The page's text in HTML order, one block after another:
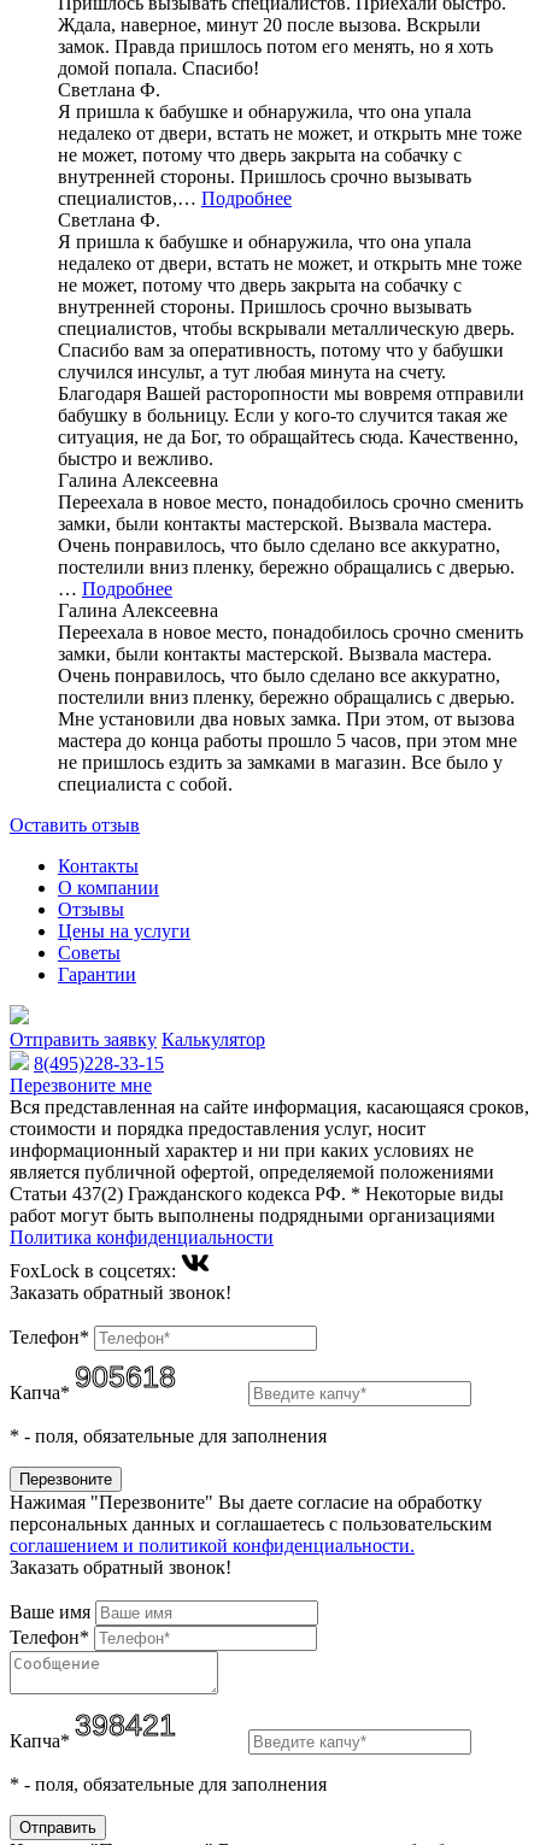
Ждала, наверное, минут 20 после вызова. Вскрыли
замок. Правда пришлось потом его менять, но я хоть
домой попала. Спасибо!
Светлана Ф.
Я пришла к бабушке и обнаружила, что она упала
недалеко от двери, встать не может, и открыть мне тоже
не может, потому что дверь закрыта на собачку с
внутренней стороны. Пришлось срочно вызывать
специалистов,… Подробнее
Светлана Ф.
Я пришла к бабушке и обнаружила, что она упала
недалеко от двери, встать не может, и открыть мне тоже
не может, потому что дверь закрыта на собачку с
внутренней стороны. Пришлось срочно вызывать
специалистов, чтобы вскрывали металлическую дверь.
Спасибо вам за оперативность, потому что у бабушки
случился инсульт, а тут любая минута на счету.
Благодаря Вашей расторопности мы вовремя отправили
бабушку в больницу. Если у кого-то случится такая же
ситуация, не да Бог, то обращайтесь сюда. Качественно,
быстро и вежливо.
Галина Алексеевна
Переехала в новое место, понадобилось срочно сменить
замки, были контакты мастерской. Вызвала мастера.
Очень понравилось, что было сделано все аккуратно,
постелили вниз пленку, бережно обращались с дверью.
… Подробнее
Галина Алексеевна
Переехала в новое место, понадобилось срочно сменить
замки, были контакты мастерской. Вызвала мастера.
Очень понравилось, что было сделано все аккуратно,
постелили вниз пленку, бережно обращались с дверью.
Мне установили два новых замка. При этом, от вызова
мастера до конца работы прошло 5 часов, при этом мне
не пришлось ездить за замками в магазин. Все было у
специалиста с собой.
Оставить отзыв
Контакты
О компании
Отзывы
Цены на услуги
Советы
Гарантии
Отправить заявку Калькулятор
8(495)228-33-15
Перезвоните мне
Вся представленная на сайте информация, касающаяся сроков,
стоимости и порядка предоставления услуг, носит
информационный характер и ни при каких условиях не
является публичной офертой, определяемой положениями
Статьи 437(2) Гражданского кодекса РФ. * Некоторые виды
работ могут быть выполнены подрядными организациями
Политика конфиденциальности
FoxLock в соцсетях:
Заказать обратный звонок!
Телефон*
Капча*
* - поля, обязательные для заполнения
Нажимая "Перезвоните" Вы даете согласие на обработку
персональных данных и соглашаетесь c пользовательским
соглашением и политикой конфиденциальности.
Заказать обратный звонок!
Ваше имя
Телефон*
Капча*
* - поля, обязательные для заполнения